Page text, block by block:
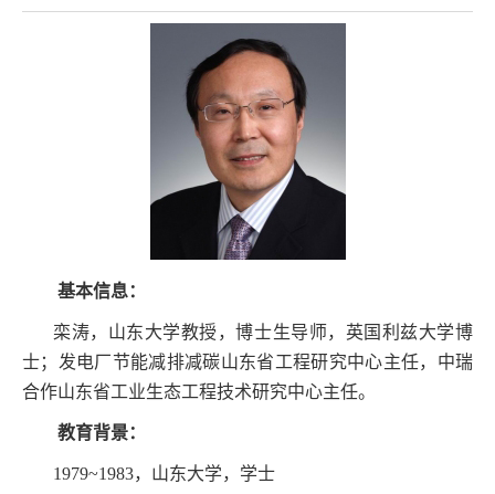
基本信息：
栾涛，山东大学教授，博士生导师，英国利兹大学博
士；发电厂节能减排减碳山东省工程研究中心主任，中瑞
合作山东省工业生态工程技术研究中心主任。
教育背景：
1979~1983，山东大学，学士